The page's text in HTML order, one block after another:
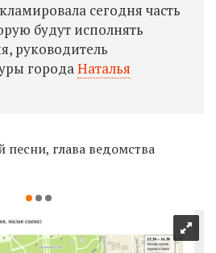
сегодня часть
будут исполнять
руководитель
города Наталья
песни, глава ведомства